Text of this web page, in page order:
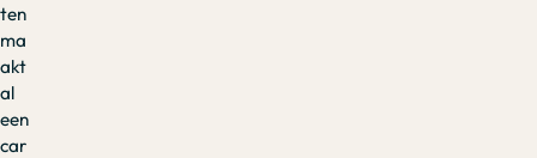
ten
ma
akt
al
een
car